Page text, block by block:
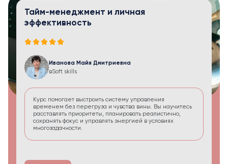
Тайм-менеджмент и личная
эффективность
Иванова Майя Дмитриевна
вSoft skills
Курс помогает выстроить систему управления
временем без перегруза и чувства вины. Вы научитесь
расставлять приоритеты, планировать реалистично,
сохранять фокус и управлять энергией в условиях
многозадачности.